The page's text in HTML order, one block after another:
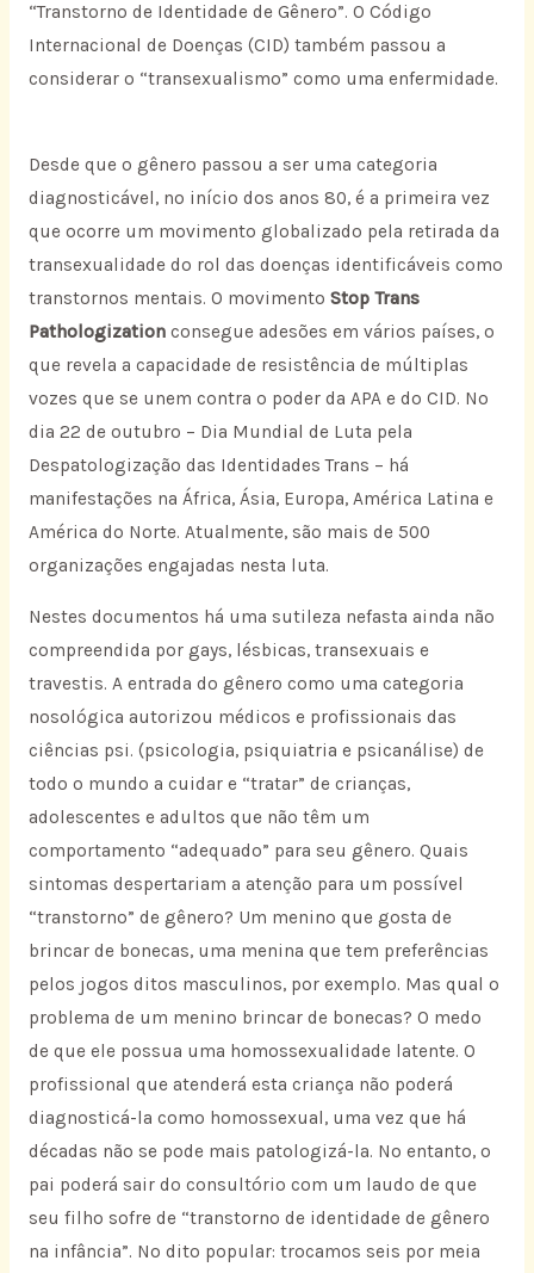
“Transtorno de Identidade de Gênero”. O Código
Internacional de Doenças (CID) também passou a
considerar o “transexualismo” como uma enfermidade.
Desde que o gênero passou a ser uma categoria
diagnosticável, no início dos anos 80, é a primeira vez
que ocorre um movimento globalizado pela retirada da
transexualidade do rol das doenças identificáveis como
transtornos mentais. O movimento Stop Trans
Pathologizationconsegue adesões em vários países, o
que revela a capacidade de resistência de múltiplas
vozes que se unem contra o poder da APA e do CID. No
dia 22 de outubro – Dia Mundial de Luta pela
Despatologização das Identidades Trans – há
manifestações na África, Ásia, Europa, América Latina e
América do Norte. Atualmente, são mais de 500
organizações engajadas nesta luta.
Nestes documentos há uma sutileza nefasta ainda não
compreendida por gays, lésbicas, transexuais e
travestis. A entrada do gênero como uma categoria
nosológica autorizou médicos e profissionais das
ciências psi. (psicologia, psiquiatria e psicanálise) de
todo o mundo a cuidar e “tratar” de crianças,
adolescentes e adultos que não têm um
comportamento “adequado” para seu gênero. Quais
sintomas despertariam a atenção para um possível
“transtorno” de gênero? Um menino que gosta de
brincar de bonecas, uma menina que tem preferências
pelos jogos ditos masculinos, por exemplo. Mas qual o
problema de um menino brincar de bonecas? O medo
de que ele possua uma homossexualidade latente. O
profissional que atenderá esta criança não poderá
diagnosticá-la como homossexual, uma vez que há
décadas não se pode mais patologizá-la. No entanto, o
pai poderá sair do consultório com um laudo de que
seu filho sofre de “transtorno de identidade de gênero
na infância”. No dito popular: trocamos seis por meia